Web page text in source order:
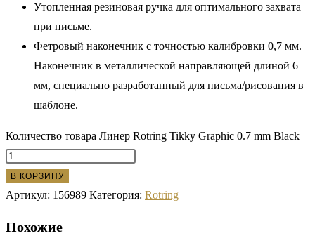
Утопленная резиновая ручка для оптимального захвата
при письме.
Фетровый наконечник с точностью калибровки 0,7 мм.
Наконечник в металлической направляющей длиной 6
мм, специально разработанный для письма/рисования в
шаблоне.
Количество товара Линер Rotring Tikky Graphic 0.7 mm Black
В КОРЗИНУ
Артикул: 156989 Категория: Rotring
Похожие